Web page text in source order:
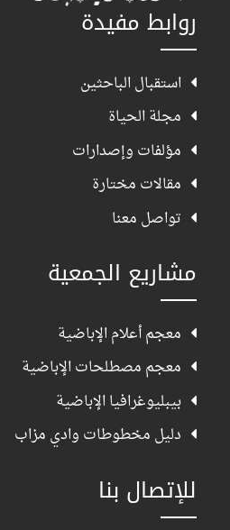
روابط مفيدة
استقبال الباحثين
مجلة الحياة
مؤلفات وإصدارات
مقالات مختارة
تواصل معنا
مشاريع الجمعية
معجم أعلام الإباضية
معجم مصطلحات الإباضية
بيبليوغرافيا الإباضية
دليل مخطوطات وادي مزاب
للإتصال بنا